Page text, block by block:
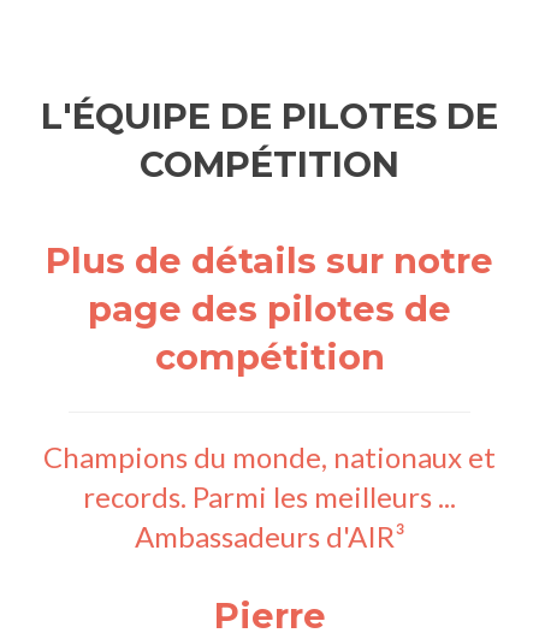
L'ÉQUIPE DE PILOTES DE
COMPÉTITION
Plus de détails sur notre
page des pilotes de
compétition
Champions du monde, nationaux et
records. Parmi les meilleurs ...
Ambassadeurs d'AIR³
Pierre